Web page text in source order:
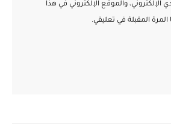
الإلكتروني، والموقع الإلكتروني في هذا
المقبلة في تعليقي.